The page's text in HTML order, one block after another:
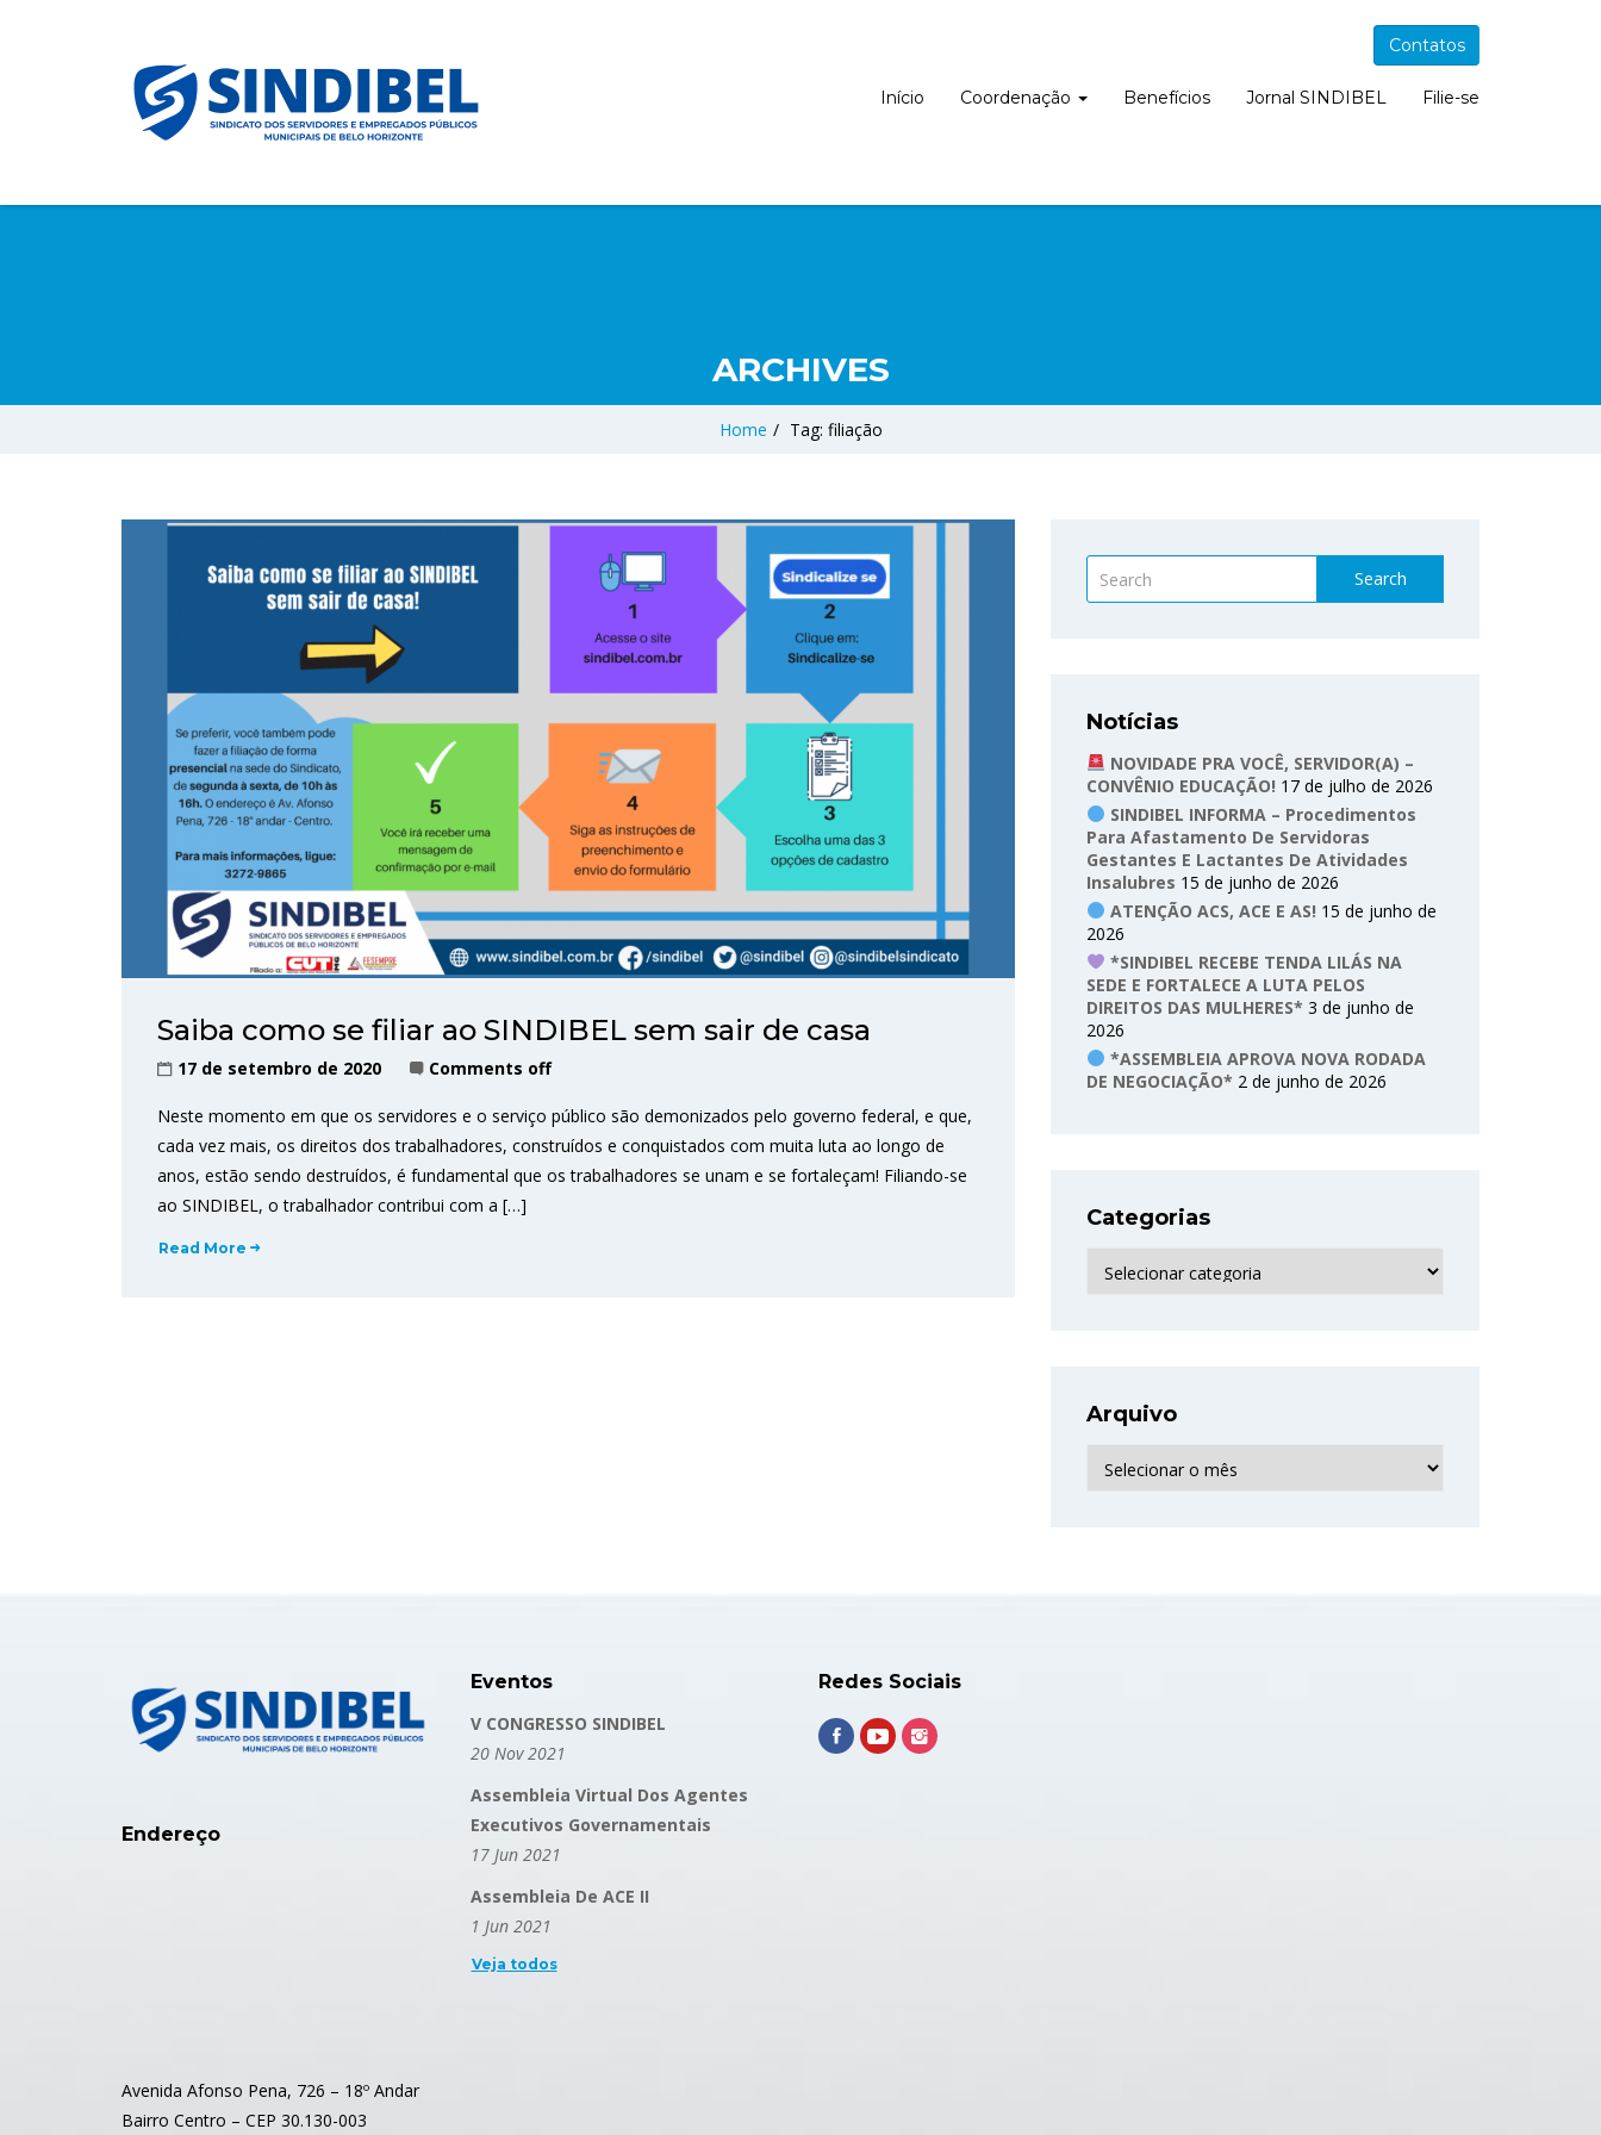
Contatos
Início Coordenação Benefícios Jornal SINDIBEL Filie-se
ARCHIVES
Home / Tag: filiação
Saiba como se filiar ao SINDIBEL sem sair de casa
17 de setembro de 2020 Comments off
Neste momento em que os servidores e o serviço público são demonizados pelo governo federal, e que,
cada vez mais, os direitos dos trabalhadores, construídos e conquistados com muita luta ao longo de
anos, estão sendo destruídos, é fundamental que os trabalhadores se unam e se fortaleçam! Filiando-se
ao SINDIBEL, o trabalhador contribui com a […]
Read More
Search
Notícias
NOVIDADE PRA VOCÊ, SERVIDOR(A) –
CONVÊNIO EDUCAÇÃO! 17 de julho de 2026
SINDIBEL INFORMA – Procedimentos
Para Afastamento De Servidoras
Gestantes E Lactantes De Atividades
Insalubres 15 de junho de 2026
ATENÇÃO ACS, ACE E AS! 15 de junho de
2026
*SINDIBEL RECEBE TENDA LILÁS NA
SEDE E FORTALECE A LUTA PELOS
DIREITOS DAS MULHERES* 3 de junho de
2026
*ASSEMBLEIA APROVA NOVA RODADA
DE NEGOCIAÇÃO* 2 de junho de 2026
Categorias
Categorias
Arquivo
Arquivo
Endereço
Avenida Afonso Pena, 726 – 18º Andar
Bairro Centro – CEP 30.130-003
Eventos
V CONGRESSO SINDIBEL
20 Nov 2021
Assembleia Virtual Dos Agentes
Executivos Governamentais
17 Jun 2021
Assembleia De ACE II
1 Jun 2021
Veja todos
Redes Sociais